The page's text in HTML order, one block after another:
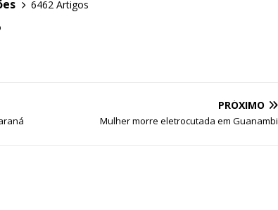
6462 Artigos
PRÓXIMO
Mulher morre eletrocutada em Guanambi